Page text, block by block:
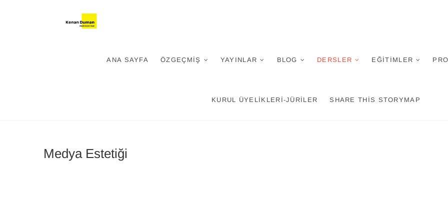
ANA SAYFA ÖZGEÇMIŞ YAYINLAR BLOG DERSLER EĞITIMLER
KURUL ÜYELIKLERI-JÜRILER SHARE THIS STORYMAP
Medya Estetiği